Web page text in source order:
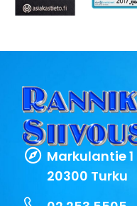
Markulantie 1
20300 Turku